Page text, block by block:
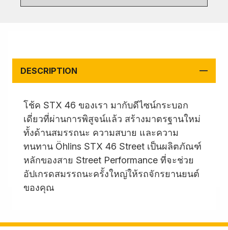
DESCRIPTION
โช้ค STX 46 ของเรา มากับดีไซน์กระบอก
เดี่ยวที่ผ่านการพิสูจน์แล้ว สร้างมาตรฐานใหม่
ทั้งด้านสมรรถนะ ความสบาย และความ
ทนทาน Öhlins STX 46 Street เป็นผลิตภัณฑ์
หลักของสาย Street Performance ที่จะช่วย
อัปเกรดสมรรถนะครั้งใหญ่ให้รถจักรยานยนต์
ของคุณ